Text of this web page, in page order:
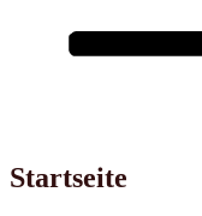
Startseite